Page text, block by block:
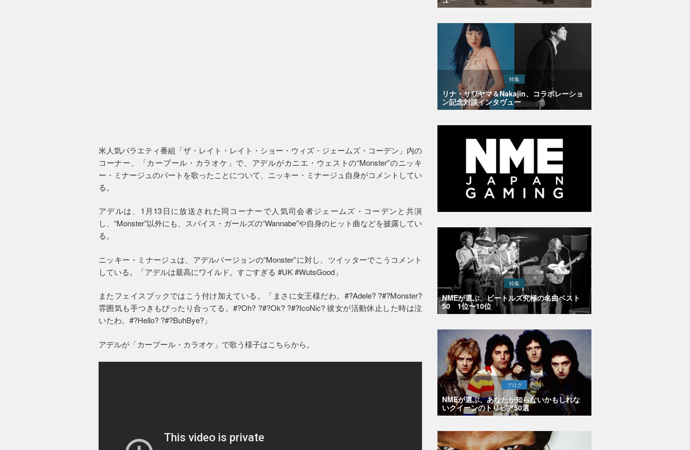
米人気バラエティ番組「ザ・レイト・レイト・ショー・ウィズ・ジェームズ・コーデン」内の
コーナー、「カープール・カラオケ」で、アデルがカニエ・ウェストの“Monster”のニッキ
ー・ミナージュのパートを歌ったことについて、ニッキー・ミナージュ自身がコメントしてい
る。
アデルは、1月13日に放送された同コーナーで人気司会者ジェームズ・コーデンと共演
し、“Monster”以外にも、スパイス・ガールズの“Wannabe”や自身のヒット曲などを披露してい
る。
ニッキー・ミナージュは、アデルバージョンの“Monster”に対し、ツイッターでこうコメント
している。「アデルは最高にワイルド。すごすぎる #UK #WutsGood」
またフェイスブックではこう付け加えている。「まさに女王様だわ。#?Adele? ?#?Monster?
雰囲気も手つきもぴったり合ってる。#?Oh? ?#?Ok? ?#?IcoNic? 彼女が活動休止した時は泣
いたわ。#?Hello? ?#?BuhBye?」
アデルが「カープール・カラオケ」で歌う様子はこちらから。
特集
リナ・サワヤマ＆Nakajin、コラボレーショ
ン記念対談インタヴュー
特集
NMEが選ぶ、ビートルズ究極の名曲ベスト
50 1位〜10位
ブログ
NMEが選ぶ、あなたが知らないかもしれな
いクイーンのトリビア50選